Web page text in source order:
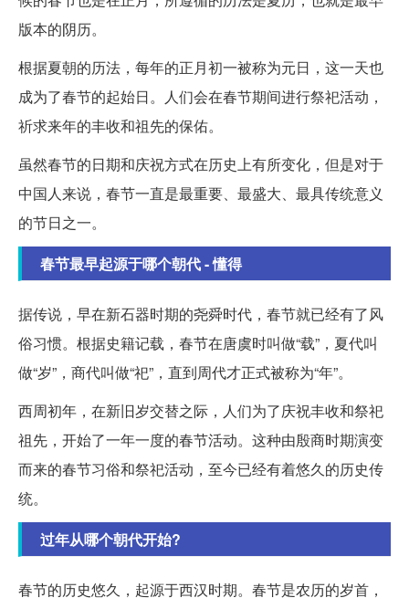
版本的阴历。
根据夏朝的历法，每年的正月初一被称为元日，这一天也
成为了春节的起始日。人们会在春节期间进行祭祀活动，
祈求来年的丰收和祖先的保佑。
虽然春节的日期和庆祝方式在历史上有所变化，但是对于
中国人来说，春节一直是最重要、最盛大、最具传统意义
的节日之一。
春节最早起源于哪个朝代 - 懂得
据传说，早在新石器时期的尧舜时代，春节就已经有了风
俗习惯。根据史籍记载，春节在唐虞时叫做“载”，夏代叫
做“岁”，商代叫做“祀”，直到周代才正式被称为“年”。
西周初年，在新旧岁交替之际，人们为了庆祝丰收和祭祀
祖先，开始了一年一度的春节活动。这种由殷商时期演变
而来的春节习俗和祭祀活动，至今已经有着悠久的历史传
统。
过年从哪个朝代开始?
春节的历史悠久，起源于西汉时期。春节是农历的岁首，